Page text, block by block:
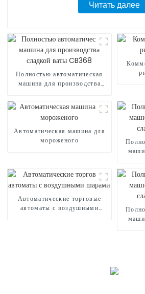
Читать далее
Полностью автоматическая
машина для производства
Автоматическая машина для
мороженого
Автоматические торговые
автоматы с воздушными